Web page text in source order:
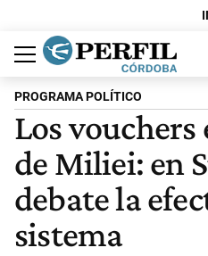
Política
Economía
Judiciales
Sociedad
Cultura
Espectáculos
Deportes
Protagonistas
PROGRAMA POLÍTICO
Los
de Miliei: en
debate la
sistema